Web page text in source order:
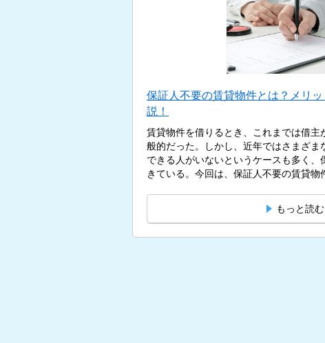
保証人不要の賃貸物件とは？メリ
説！
賃貸物件を借りるとき、これまでは借主
般的だった。しかし、近年ではさまざま
できる人がいないというケースも多く、
きている。今回は、保証人不要の賃貸物
もっと読む